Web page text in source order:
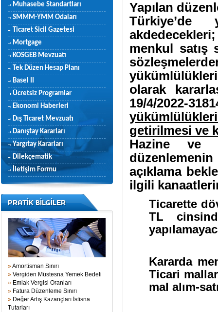
Muhasebe Standartları
SMMM-YMM Odaları
Ticaret Sicil Gazetesi
Mortgage
KOSGEB Mevzuatı
Tek Düzen Hesap Planı
Basel II
Ücretsiz Programlar
Ekonomi Haberleri
Dış Ticaret Mevzuatı
Danıştay Kararları
Yargıtay Kararları
Dilekçematik
İletişim Formu
PRATİK BİLGİLER
»Amortisman Sınırı
» Vergiden Müstesna Yemek Bedeli
» Emlak Vergisi Oranları
» Fatura Düzenleme Sınırı
» Değer Artış Kazançları İstisna
Tutarları
Yapılan
Türkiye’de
menkul satış
olarak
19/4/2022-
getirilmesi ve
Hazine ve
açıklama
ilgili
Ticarette
TL
Kararda
Ticari
mal alım-